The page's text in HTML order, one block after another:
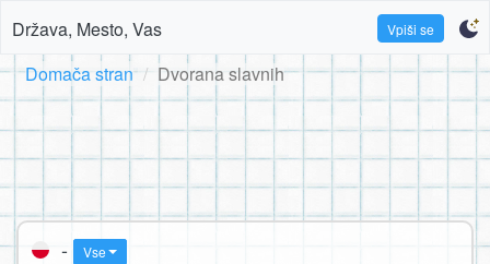
Država, Mesto, Vas Vpiši se
Domača stran Dvorana slavnih
- Vse